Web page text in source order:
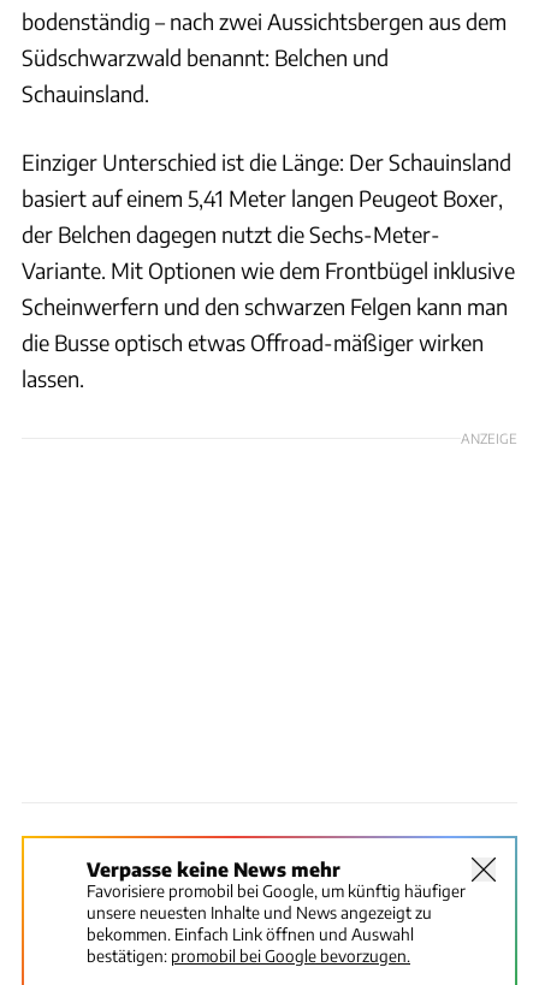
bodenständig – nach zwei Aussichtsbergen aus dem
Südschwarzwald benannt: Belchen und
Schauinsland.
Einziger Unterschied ist die Länge: Der Schauinsland
basiert auf einem 5,41 Meter langen Peugeot Boxer,
der Belchen dagegen nutzt die Sechs-Meter-
Variante. Mit Optionen wie dem Frontbügel inklusive
Scheinwerfern und den schwarzen Felgen kann man
die Busse optisch etwas Offroad-mäßiger wirken
lassen.
ANZEIGE
Verpasse keine News mehr
Favorisiere promobil bei Google, um künftig häufiger
unsere neuesten Inhalte und News angezeigt zu
bekommen. Einfach Link öffnen und Auswahl
bestätigen: promobil bei Google bevorzugen.